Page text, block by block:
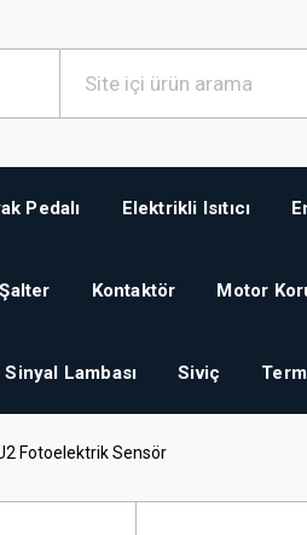
Pedalı Elektrikli Isıtıcı
Kontaktör Motor
Sinyal Lambası Siviç
Fotoelektrik Sensör